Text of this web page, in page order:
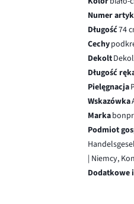
Numer
Długość74
Cechy
Dekolt
Długość
Pielęgnacja
Wskazówka
Marka
Podmiot
| Niemcy,
Dodatkowe